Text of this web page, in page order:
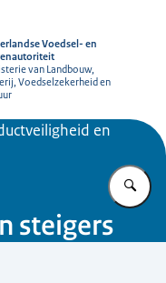
Voedsel- en
van Landbouw,
Voedselzekerheid en
en
steigers